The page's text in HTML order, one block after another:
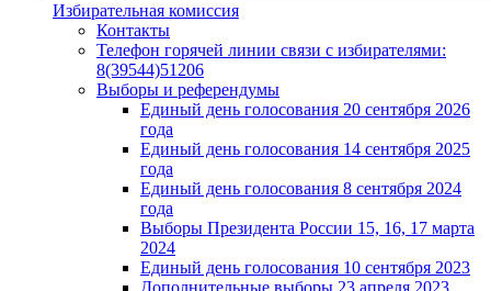
Избирательная комиссия
Контакты
Телефон горячей линии связи с избирателями:
8(39544)51206
Выборы и референдумы
Единый день голосования 20 сентября 2026
года
Единый день голосования 14 сентября 2025
года
Единый день голосования 8 сентября 2024
года
Выборы Президента России 15, 16, 17 марта
2024
Единый день голосования 10 сентября 2023
Дополнительные выборы 23 апреля 2023